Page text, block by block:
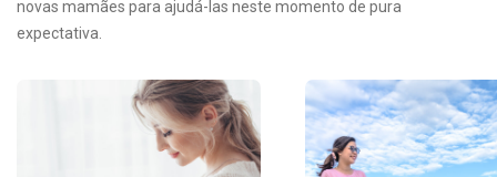
novas mamães para ajudá-las neste momento de pura
expectativa.